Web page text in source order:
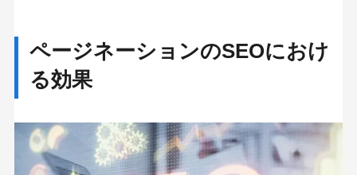
ページネーションのSEOにおけ
る効果